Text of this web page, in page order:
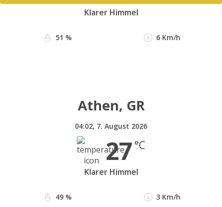
Klarer Himmel
51 % 6 Km/h
Athen, GR
04:02, 7. August 2026
27 °C
Klarer Himmel
49 % 3 Km/h